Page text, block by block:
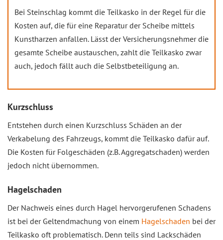
Bei Steinschlag kommt die Teilkasko in der Regel für die
Kosten auf, die für eine Reparatur der Scheibe mittels
Kunstharzen anfallen. Lässt der Versicherungsnehmer die
gesamte Scheibe austauschen, zahlt die Teilkasko zwar
auch, jedoch fällt auch die Selbstbeteiligung an.
Kurzschluss
Entstehen durch einen Kurzschluss Schäden an der
Verkabelung des Fahrzeugs, kommt die Teilkasko dafür auf.
Die Kosten für Folgeschäden (z.B. Aggregatschaden) werden
jedoch nicht übernommen.
Hagelschaden
Der Nachweis eines durch Hagel hervorgerufenen Schadens
ist bei der Geltendmachung von einem Hagelschaden bei der
Teilkasko oft problematisch. Denn teils sind Lackschäden